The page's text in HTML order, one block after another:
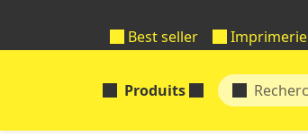
Best seller
Imprimerie
Produits